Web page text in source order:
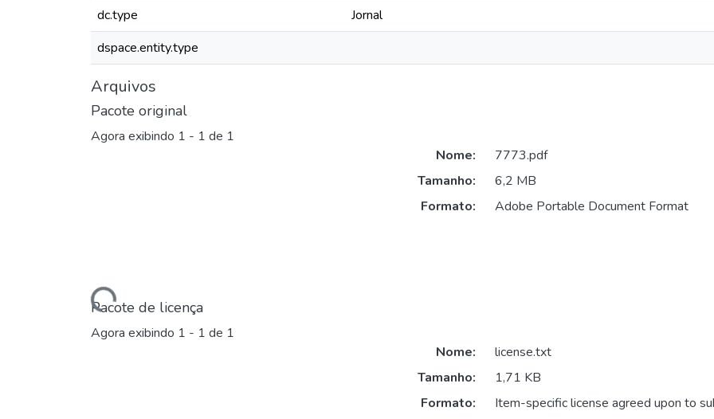
dc.type
Jornal
dspace.entity.type
Arquivos
Pacote original
Agora exibindo 1 - 1 de 1
Carregando...
Nome:
7773.pdf
Tamanho:
6,2 MB
Formato:
Adobe Portable Document Format
Pacote de licença
Agora exibindo 1 - 1 de 1
Nome:
license.txt
Tamanho:
1,71 KB
Formato:
Item-specific license agreed upon to